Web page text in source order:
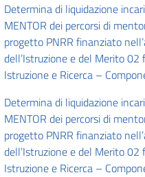
Determina di liquidazione
MENTOR dei percorsi di
progetto PNRR finanziato
dell’Istruzione e del Merito
Istruzione e Ricerca –
Determina di liquidazione
MENTOR dei percorsi di
progetto PNRR finanziato
dell’Istruzione e del Merito
Istruzione e Ricerca –